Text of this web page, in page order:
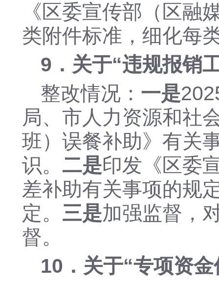
《区委宣传部（区融
类附件标准 ， 细化每
9． 关于“违规报销
整改情况： 一是
局、市人力资源和社
班）误餐补助》有关
识。 二是印发《区委
差补助有关事项的规
定。 三是加强监督，
督。
10．关于“专项资